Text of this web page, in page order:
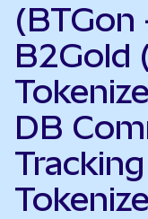
(BTGon
B2Gold
DB